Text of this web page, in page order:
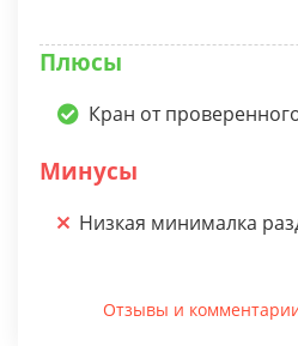
Плюсы
Кран от
Минусы
Низкая минималка
Отзывы и